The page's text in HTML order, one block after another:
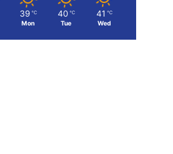
39 ℃
Mon
40 ℃
Tue
41 ℃
Wed